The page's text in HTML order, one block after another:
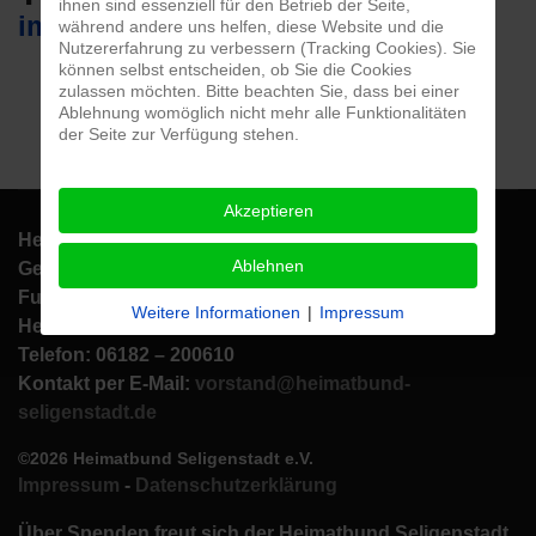
im Veranstaltungskalender
Heimatbund Seligenstadt e.V.
Geschäftsstelle: Aschaffenburger Str. 1
Fundus/
Heimatbundhalle: Am Eichwald 7
Telefon: 06182 – 200610
Kontakt per E-Mail: vorstand@heimatbund-
seligenstadt.de
©2026 Heimatbund Seligenstadt e.V.
Impressum - Datenschutzerklärung
ihnen sind essenziell für den Betrieb der Seite,
während andere uns helfen, diese Website und die
Nutzererfahrung zu verbessern (Tracking Cookies). Sie
können selbst entscheiden, ob Sie die Cookies
zulassen möchten. Bitte beachten Sie, dass bei einer
Ablehnung womöglich nicht mehr alle Funktionalitäten
der Seite zur Verfügung stehen.
Akzeptieren
Ablehnen
Weitere Informationen | Impressum